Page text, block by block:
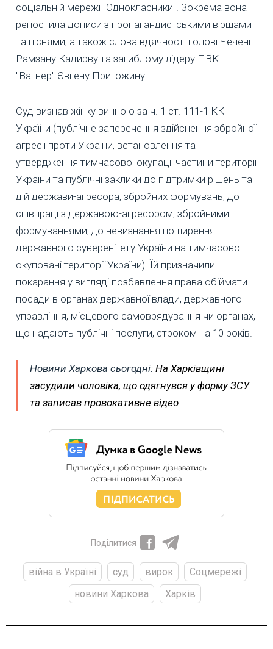
соціальній мережі "Однокласники". Зокрема вона
репостила дописи з пропагандистськими віршами
та піснями, а також слова вдячності голові Чечені
Рамзану Кадирву та загиблому лідеру ПВК
"Вагнер" Євгену Пригожину.
Суд визнав жінку винною за ч. 1 ст. 111-1 КК
України (публічне заперечення здійснення збройної
агресії проти України, встановлення та
утвердження тимчасової окупації частини території
України та публічні заклики до підтримки рішень та
дій держави-агресора, збройних формувань, до
співпраці з державою-агресором, збройними
формуваннями, до невизнання поширення
державного суверенітету України на тимчасово
окуповані території України). Їй призначили
покарання у вигляді позбавлення права обіймати
посади в органах державної влади, державного
управління, місцевого самоврядування чи органах,
що надають публічні послуги, строком на 10 років.
Новини Харкова сьогодні: На Харківщині
засудили чоловіка, що одягнувся у форму ЗСУ
та записав провокативне відео
Поділитися
війна в Україні суд вирок
Соцмережі
новини Харкова
Харків